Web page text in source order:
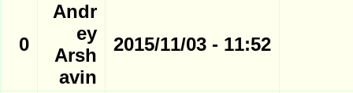
11:52 - 2015/11/03
Andr
ey
Arsh
avin
0